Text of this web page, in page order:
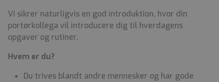
Vi sikrer naturligvis en god introduktion, hvor din
portørkollega vil introducere dig til hverdagens
opgaver og rutiner.
Hvem er du?
Du trives blandt andre mennesker og har gode